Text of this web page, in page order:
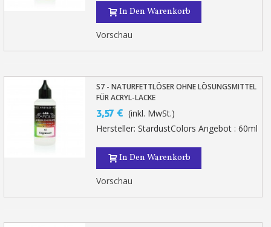
In Den Warenkorb
Vorschau
S7 - NATURFETTLÖSER OHNE LÖSUNGSMITTEL
FÜR ACRYL-LACKE
3,57 € (inkl. MwSt.)
Hersteller: StardustColors Angebot : 60ml
In Den Warenkorb
Vorschau